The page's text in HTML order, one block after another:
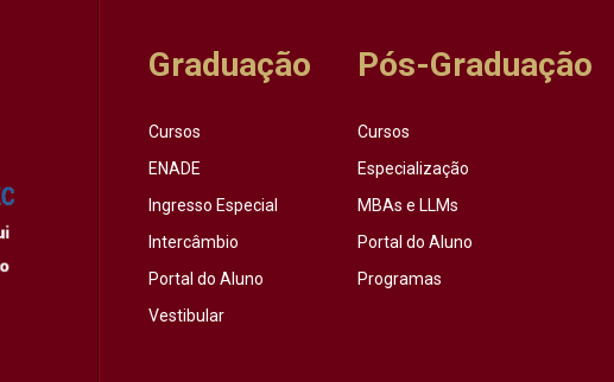
Graduação
Cursos
ENADE
Ingresso Especial
Intercâmbio
Portal do Aluno
Vestibular
Pós-Graduação
Cursos
Especialização
MBAs e LLMs
Portal do Aluno
Programas